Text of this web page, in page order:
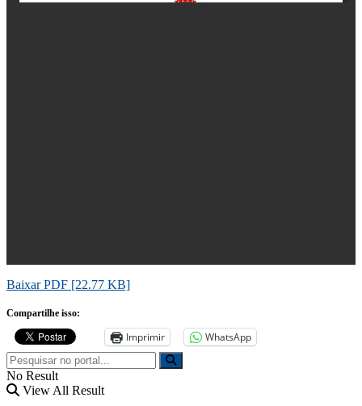
Baixar PDF [22.77 KB]
Compartilhe isso:
Imprimir WhatsApp
No Result
View All Result